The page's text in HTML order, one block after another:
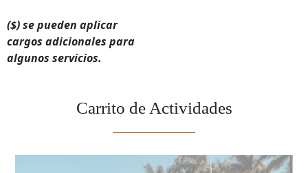
($) se pueden aplicar
cargos adicionales para
algunos servicios.
Carrito de Actividades